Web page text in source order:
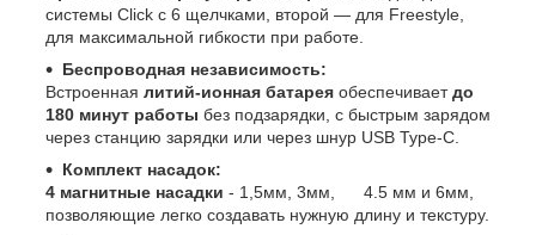
системы Click с 6 щелчками, второй — для Freestyle,
для максимальной гибкости при работе.
Беспроводная независимость:
Встроенная литий-ионная батарея обеспечиваетдо
180 минут работы без подзарядки, с быстрым зарядом
через станцию зарядки или через шнур USB Type-C.
Комплект насадок:
4 магнитные насадки - 1,5мм, 3мм, 4.5 мм и 6мм,
позволяющие легко создавать нужную длину и текстуру.